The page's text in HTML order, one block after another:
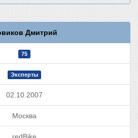
Дмитрий
75
Эксперты
02.10.2007
Москва